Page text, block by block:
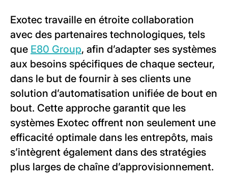
Exotec travaille en étroite collaboration
avec des partenaires technologiques, tels
que E80 Group, afin d’adapter ses systèmes
aux besoins spécifiques de chaque secteur,
dans le but de fournir à ses clients une
solution d’automatisation unifiée de bout en
bout. Cette approche garantit que les
systèmes Exotec offrent non seulement une
efficacité optimale dans les entrepôts, mais
s’intègrent également dans des stratégies
plus larges de chaîne d’approvisionnement.